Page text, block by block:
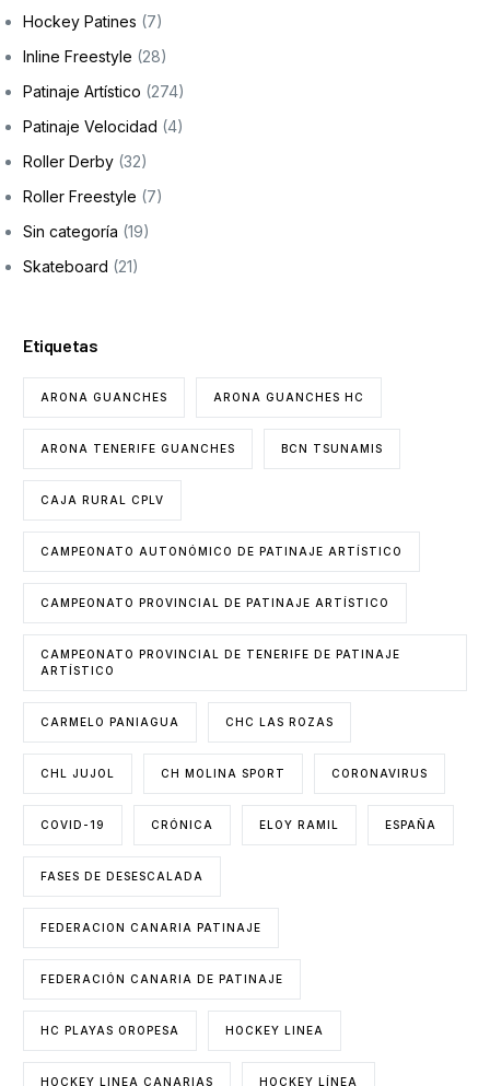
Hockey Patines (7)
Inline Freestyle (28)
Patinaje Artístico (274)
Patinaje Velocidad (4)
Roller Derby (32)
Roller Freestyle (7)
Sin categoría (19)
Skateboard (21)
Etiquetas
ARONA GUANCHES ARONA GUANCHES HC
ARONA TENERIFE GUANCHES BCN TSUNAMIS
CAJA RURAL CPLV
CAMPEONATO AUTONÓMICO DE PATINAJE ARTÍSTICO
CAMPEONATO PROVINCIAL DE PATINAJE ARTÍSTICO
CAMPEONATO PROVINCIAL DE TENERIFE DE PATINAJE
ARTÍSTICO
CARMELO PANIAGUA CHC LAS ROZAS
CHL JUJOL CH MOLINA SPORT CORONAVIRUS
COVID-19 CRÓNICA ELOY RAMIL ESPAÑA
FASES DE DESESCALADA
FEDERACION CANARIA PATINAJE
FEDERACIÓN CANARIA DE PATINAJE
HC PLAYAS OROPESA HOCKEY LINEA
HOCKEY LINEA CANARIAS HOCKEY LÍNEA